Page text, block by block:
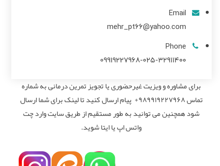
Email
mehr_pt66@yahoo.com
Phone
09919227968-۰۲۵-۳۲۹۱۱۴۰۰
برای مشاوره و ویزیت غیرحضوری یا تجویز تمرین درمانی به شماره
تماس ۹۸۹۹۱۹۲۲۷۹۶۸+ پیام ارسال کنید تا لینک برای شما ارسال
شود همچنین می توانید به طور مستقیم از طریق سایت وارد چت
واتس اپ یا ایتا شوید.